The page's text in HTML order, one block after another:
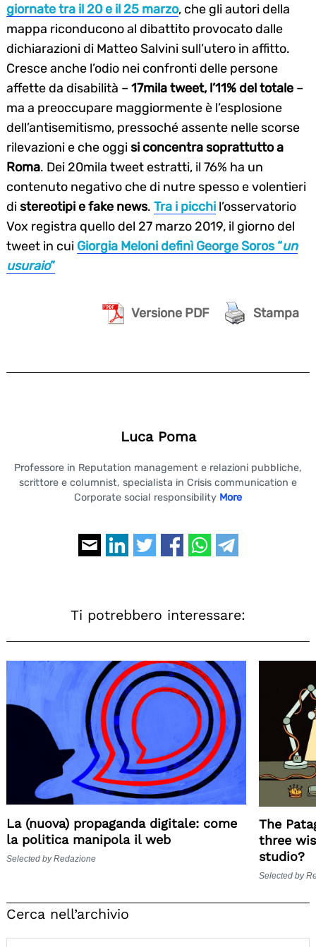
giornate tra il 20 e il 25 marzo, che gli autori della
mappa riconducono al dibattito provocato dalle
dichiarazioni di Matteo Salvini sull’utero in affitto.
Cresce anche l’odio nei confronti delle persone
affette da disabilità – 17mila tweet, l’11% del totale –
ma a preoccupare maggiormente è l’esplosione
dell’antisemitismo, pressoché assente nelle scorse
rilevazioni e che oggisi concentra soprattutto a
Roma. Dei 20mila tweet estratti, il 76% ha un
contenuto negativo che di nutre spesso e volentieri
distereotipi e fake news. Tra i picchi l’osservatorio
Vox registra quello del 27 marzo 2019, il giorno del
tweet in cui Giorgia Meloni definì George Soros “un
usuraio”
Versione PDF Stampa
Luca Poma
Professore in Reputation management e relazioni pubbliche,
scrittore e columnist, specialista in Crisis communication e
Corporate social responsibility More
Ti potrebbero interessare:
La (nuova) propaganda digitale: come
la politica manipola il web
Selected by Redazione
The
three
studio?
Selected by
Cerca nell’archivio
Search